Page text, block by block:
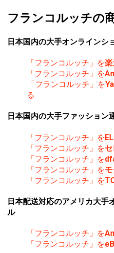
フランコルッチの
日本国内の大手オンラインシ
「フランコルッチ」を
「フランコルッチ」を
「フランコルッチ」を
る
日本国内の大手ファッション
「フランコルッチ」を
「フランコルッチ」を
「フランコルッチ」を
「フランコルッチ」を
「フランコルッチ」を
日本配送対応のアメリカ大手
ル
「フランコルッチ」を
「フランコルッチ」を